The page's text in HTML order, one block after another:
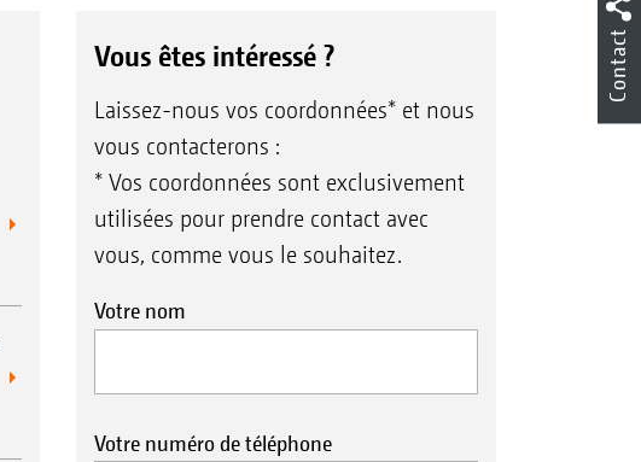
Vous êtes intéressé ?
Laissez-nous vos coordonnées* et nous
vous contacterons :
* Vos coordonnées sont exclusivement
utilisées pour prendre contact avec
vous, comme vous le souhaitez.
Votre nom
Votre numéro de téléphone
Contact